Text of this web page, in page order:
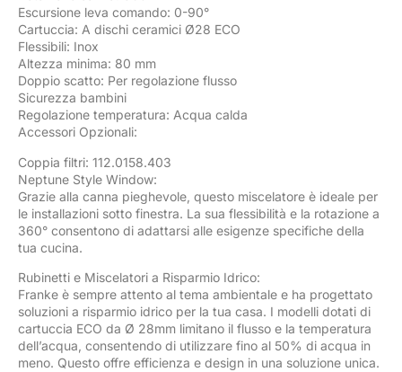
Escursione leva comando: 0-90°
Cartuccia: A dischi ceramici Ø28 ECO
Flessibili: Inox
Altezza minima: 80 mm
Doppio scatto: Per regolazione flusso
Sicurezza bambini
Regolazione temperatura: Acqua calda
Accessori Opzionali:
Coppia filtri: 112.0158.403
Neptune Style Window:
Grazie alla canna pieghevole, questo miscelatore è ideale per
le installazioni sotto finestra. La sua flessibilità e la rotazione a
360° consentono di adattarsi alle esigenze specifiche della
tua cucina.
Rubinetti e Miscelatori a Risparmio Idrico:
Franke è sempre attento al tema ambientale e ha progettato
soluzioni a risparmio idrico per la tua casa. I modelli dotati di
cartuccia ECO da Ø 28mm limitano il flusso e la temperatura
dell’acqua, consentendo di utilizzare fino al 50% di acqua in
meno. Questo offre efficienza e design in una soluzione unica.